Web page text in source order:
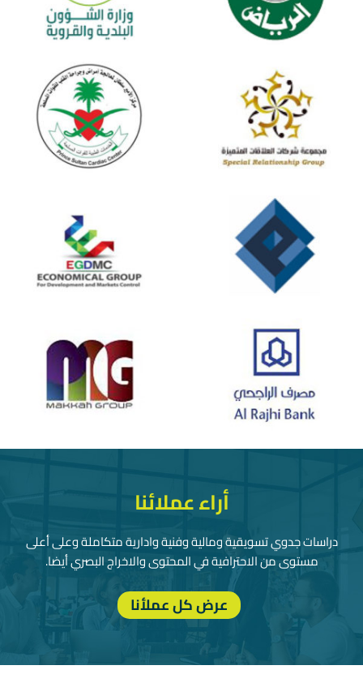
أراء عملائنا
دراسات جدوي تسويقية ومالية وفنية وادارية متكاملة وعلى أعلى
مستوى من الاحترافية في المحتوى والاخراج البصري أيضا.
عرض كل عملأنا